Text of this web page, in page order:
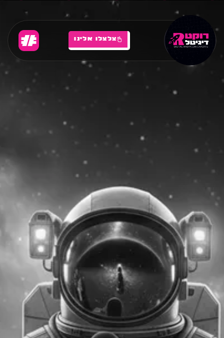
צלצלו אלינו